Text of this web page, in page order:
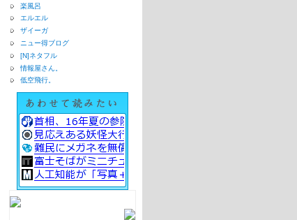
楽風呂
エルエル
ザイーガ
ニュー得ブログ
[N]ネタフル
情報屋さん。
低空飛行。